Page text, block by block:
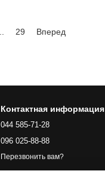
29 Вперед
Контактная информация
044 585-71-28
096 025-88-88
Перезвонить вам?